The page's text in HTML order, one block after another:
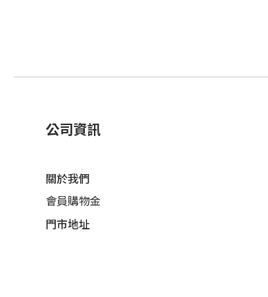
公司資訊
關於我們
會員購物金
門市地址